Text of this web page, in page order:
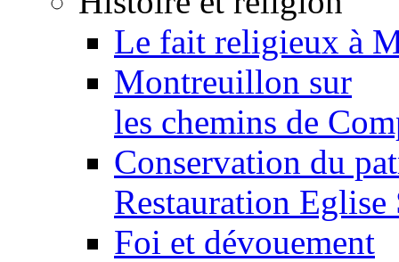
Le fait religieux à
Montreuillon sur
les chemins de
Conservation du
Restauration Eglise
Foi et dévouement